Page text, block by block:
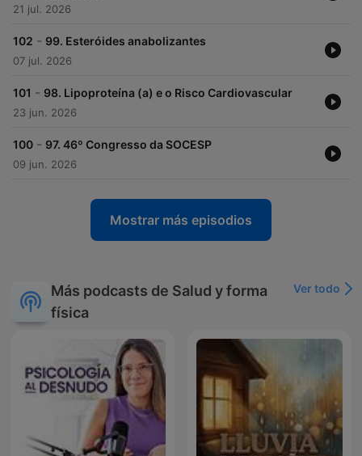
21 jul. 2026
102 - 99. Esteróides anabolizantes
07 jul. 2026
101 - 98. Lipoproteína (a) e o Risco Cardiovascular
23 jun. 2026
100 - 97. 46º Congresso da SOCESP
09 jun. 2026
Mostrar más episodios
Más podcasts de Salud y forma
física
Ver todo